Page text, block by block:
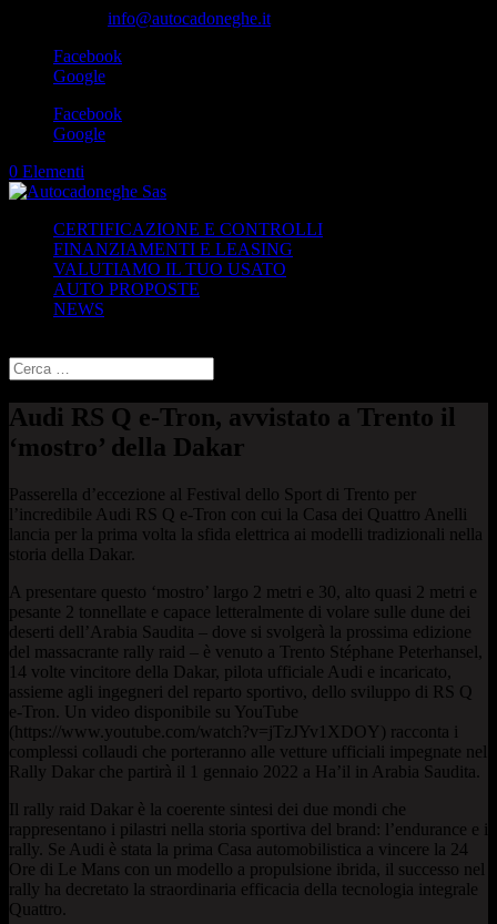
info@autocadoneghe.it
Facebook
Google
Facebook
Google
0 Elementi
CERTIFICAZIONE E CONTROLLI
FINANZIAMENTI E LEASING
VALUTIAMO IL TUO USATO
AUTO PROPOSTE
NEWS
Audi RS Q e-Tron, avvistato a Trento il
‘mostro’ della Dakar
Passerella d’eccezione al Festival dello Sport di Trento per
l’incredibile Audi RS Q e-Tron con cui la Casa dei Quattro Anelli
lancia per la prima volta la sfida elettrica ai modelli tradizionali nella
storia della Dakar.
A presentare questo ‘mostro’ largo 2 metri e 30, alto quasi 2 metri e
pesante 2 tonnellate e capace letteralmente di volare sulle dune dei
deserti dell’Arabia Saudita – dove si svolgerà la prossima edizione
del massacrante rally raid – è venuto a Trento Stéphane Peterhansel,
14 volte vincitore della Dakar, pilota ufficiale Audi e incaricato,
assieme agli ingegneri del reparto sportivo, dello sviluppo di RS Q
e-Tron. Un video disponibile su YouTube
(https://www.youtube.com/watch?v=jTzJYv1XDOY) racconta i
complessi collaudi che porteranno alle vetture ufficiali impegnate nel
Rally Dakar che partirà il 1 gennaio 2022 a Ha’il in Arabia Saudita.
Il rally raid Dakar è la coerente sintesi dei due mondi che
rappresentano i pilastri nella storia sportiva del brand: l’endurance e i
rally. Se Audi è stata la prima Casa automobilistica a vincere la 24
Ore di Le Mans con un modello a propulsione ibrida, il successo nel
rally ha decretato la straordinaria efficacia della tecnologia integrale
Quattro.